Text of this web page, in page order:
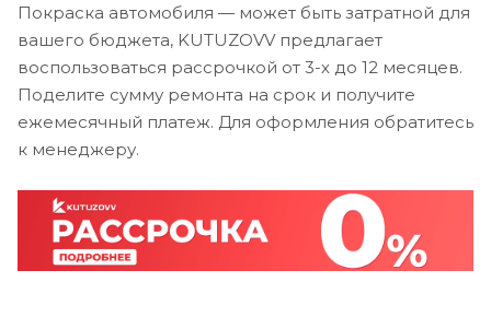
Покраска автомобиля — может быть затратной для
вашего бюджета, KUTUZOVV предлагает
воспользоваться рассрочкой от 3-х до 12 месяцев.
Поделите сумму ремонта на срок и получите
ежемесячный платеж. Для оформления обратитесь
к менеджеру.